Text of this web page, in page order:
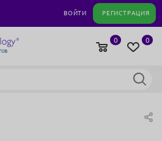
ВОЙТИ РЕГИСТРАЦИЯ
0
0